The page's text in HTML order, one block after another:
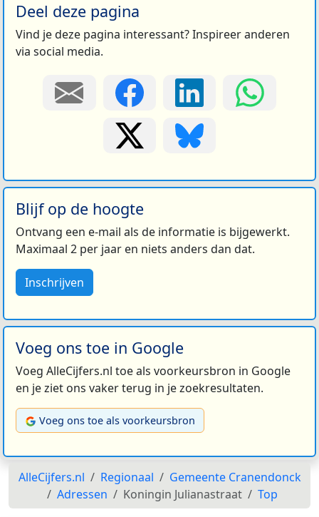
Deel deze pagina
Vind je deze pagina interessant? Inspireer anderen
via social media.
Blijf op de hoogte
Ontvang een e-mail als de informatie is bijgewerkt.
Maximaal 2 per jaar en niets anders dan dat.
Inschrijven
Voeg ons toe in Google
Voeg AlleCijfers.nl toe als voorkeursbron in Google
en je ziet ons vaker terug in je zoekresultaten.
Voeg ons toe als voorkeursbron
AlleCijfers.nl Regionaal
Gemeente Cranendonck
Adressen
Koningin Julianastraat Top